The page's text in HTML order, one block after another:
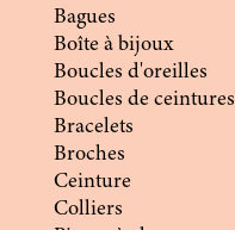
Bagues
Boîte à bijoux
Boucles d'oreilles
Boucles de ceintures
Bracelets
Broches
Ceinture
Colliers